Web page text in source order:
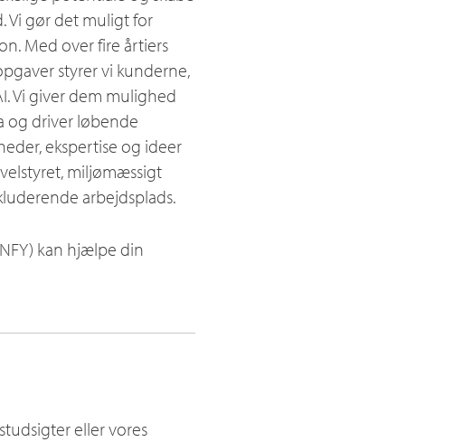
Vi gør det muligt for
Med over fire årtiers
styrer vi kunderne,
Vi giver dem mulighed
og driver løbende
ekspertise og ideer
miljømæssigt
arbejdsplads.
kan hjælpe din
eller vores